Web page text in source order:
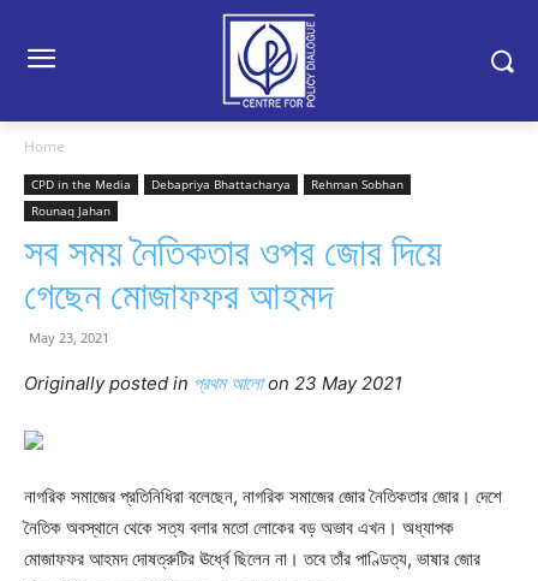
Home
CPD in the Media Debapriya Bhattacharya
Rehman Sobhan
Rounaq Jahan
সব সময় নৈতিকতার ওপর জোর দিয়ে
গেছেন মোজাফফর আহমদ
May 23, 2021
Originally posted in প্রথম আলোon 23 May 2021
নাগরিক সমাজের প্রতিনিধিরা বলেছেন, নাগরিক সমাজের জোর নৈতিকতার জোর। দেশে
নৈতিক অবস্থানে থেকে সত্য বলার মতো লোকের বড় অভাব এখন। অধ্যাপক
মোজাফফর আহমদ দোষত্রুটির ঊর্ধ্বে ছিলেন না। তবে তাঁর পাণ্ডিত্য, ভাষার জোর